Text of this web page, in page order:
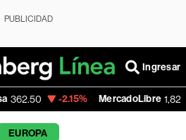
PUBLICIDAD
Ingresar
MercadoLibre 1,821.795 -
EUROPA